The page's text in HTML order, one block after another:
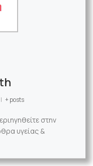
| + posts
στην
υγείας &